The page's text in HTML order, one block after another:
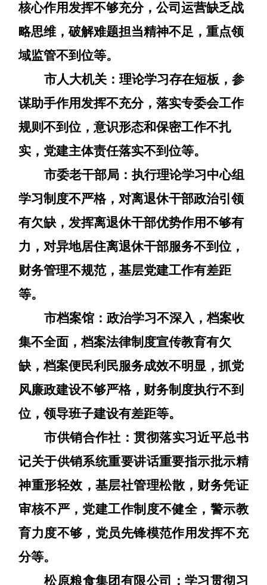
核心作用发挥不够充分，公司运营缺乏战
略思维，破解难题担当精神不足，重点领
域监管不到位等。
市人大机关：理论学习存在短板 ，参
谋助手作用发挥不充分，落实专委会工作
规则不到位 ，意识形态和保密工作不扎
实 ， 党建主体责任落实不到位等。
市委老干部局：执行理论学习中心组
学习制度不严格，对离退休干部政治引领
有欠缺 ，发挥离退休干部优势作用不够有
力 ，对异地居住离退休干部服务不到位 ，
财务管理不规范，基层党建工作有差距
等。
市档案馆：政治学习不深入 ，档案收
集不全面 ，档案法律制度宣传教育有欠
缺 ，档案便民利民服务成效不明显 ，抓党
风廉政建设不够严格， 财务制度执行不到
位 ，领导班子建设有差距等。
市供销合作社：贯彻落实习近平总书
记关于供销系统重要讲话重要指示批示精
神重形轻效 ，基层社管理松散，财务凭证
审核不严，党建工作制度不健全，警示教
育力度不够，党员先锋模范作用发挥不充
分等。
松原粮食集团有限公司： 学习贯彻习